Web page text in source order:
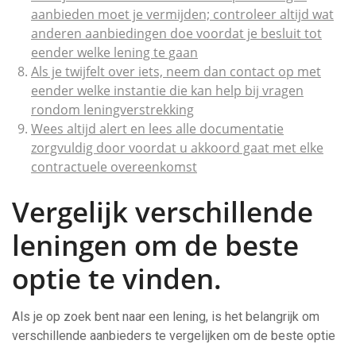
aanbieden moet je vermijden; controleer altijd wat
anderen aanbiedingen doe voordat je besluit tot
eender welke lening te gaan
Als je twijfelt over iets, neem dan contact op met
eender welke instantie die kan help bij vragen
rondom leningverstrekking
Wees altijd alert en lees alle documentatie
zorgvuldig door voordat u akkoord gaat met elke
contractuele overeenkomst
Vergelijk verschillende
leningen om de beste
optie te vinden.
Als je op zoek bent naar een lening, is het belangrijk om
verschillende aanbieders te vergelijken om de beste optie